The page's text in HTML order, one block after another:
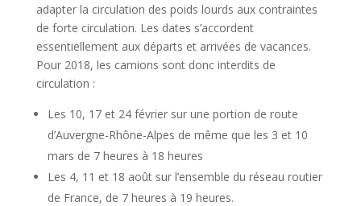
adapter la circulation des poids lourds aux contraintes
de forte circulation. Les dates s’accordent
essentiellement aux départs et arrivées de vacances.
Pour 2018, les camions sont donc interdits de
circulation :
Les 10, 17 et 24 février sur une portion de route
d’Auvergne-Rhône-Alpes de même que les 3 et 10
mars de 7 heures à 18 heures
Les 4, 11 et 18 août sur l’ensemble du réseau routier
de France, de 7 heures à 19 heures.